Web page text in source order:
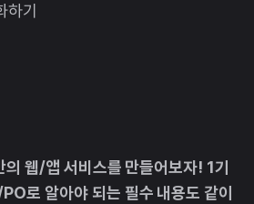
기
웹/앱 서비스를 만들어보자! 1기
로 알아야 되는 필수 내용도 같이